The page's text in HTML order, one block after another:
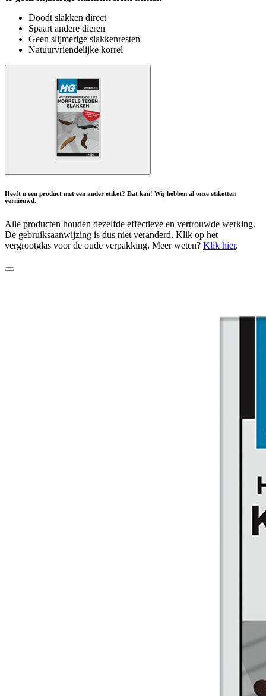
Doodt slakken direct
Spaart andere dieren
Geen slijmerige slakkenresten
Natuurvriendelijke korrel
Heeft u een product met een ander etiket? Dat kan! Wij hebben al onze etiketten
vernieuwd.
Alle producten houden dezelfde effectieve en vertrouwde werking.
De gebruiksaanwijzing is dus niet veranderd. Klik op het
vergrootglas voor de oude verpakking. Meer weten? Klik hier.